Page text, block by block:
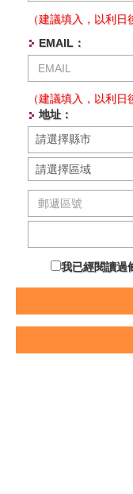
（建議填入，以利日
EMAIL：
（建議填入，以利日
地址：
我已經閱讀過